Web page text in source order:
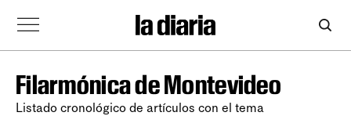
Filarmónica de Montevideo
Listado cronológico de artículos con el tema